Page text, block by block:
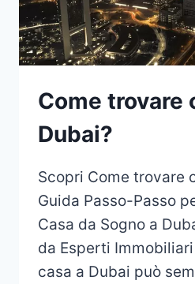
Come trovare
Dubai?
Scopri Come trovare
Guida Passo-Passo
Casa da Sogno a
da Esperti
casa a Dubai può